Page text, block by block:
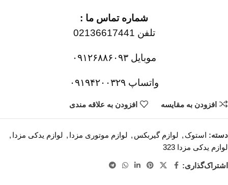
شماره تماس ما :
تلفن 02136617441
موبایل ۰۹۱۲۶۸۸۶۰۹۳
واتساپ ۰۹۱۹۴۲۰۰۳۲۹
افزودن به مقایسه افزودن به علاقه مندی
دسته: استوک , لوازم گیربکس , لوازم موتوری مزدا , لوازم یدکی مزدا ,
لوازم یدکی مزدا 323
اشتراک‌گذاری: